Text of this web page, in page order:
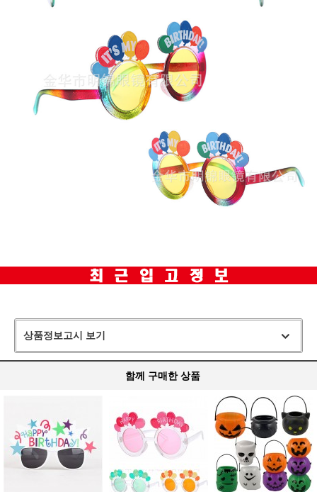
상품정보고시 보기
함께 구매한 상품